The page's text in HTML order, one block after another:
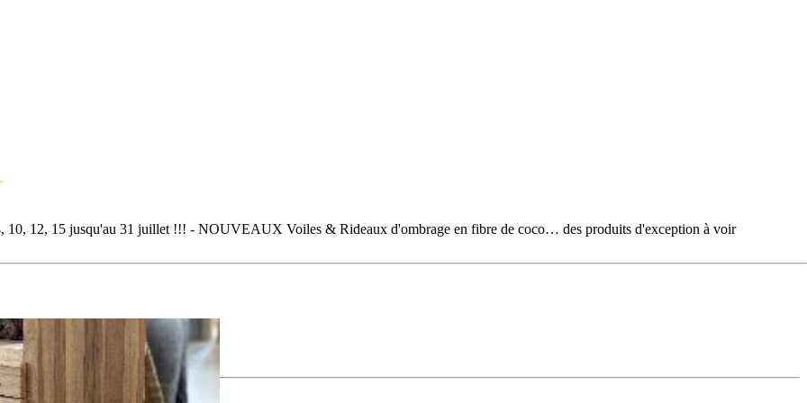
12, 15 jusqu'au 31 juillet !!! - NOUVEAUX Voiles & Rideaux d'ombrage en fibre de coco… des produits d'exception à voir